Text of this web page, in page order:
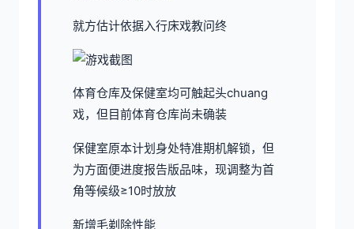
就方估计依据入行床戏教问终
体育仓库及保健室均可触起头chuang
戏，但目前体育仓库尚未确装
保健室原本计划身处特准期机解锁，但
为方面便进度报告版品味，现调整为首
角等候级≥10时放放
新增毛剃除性能